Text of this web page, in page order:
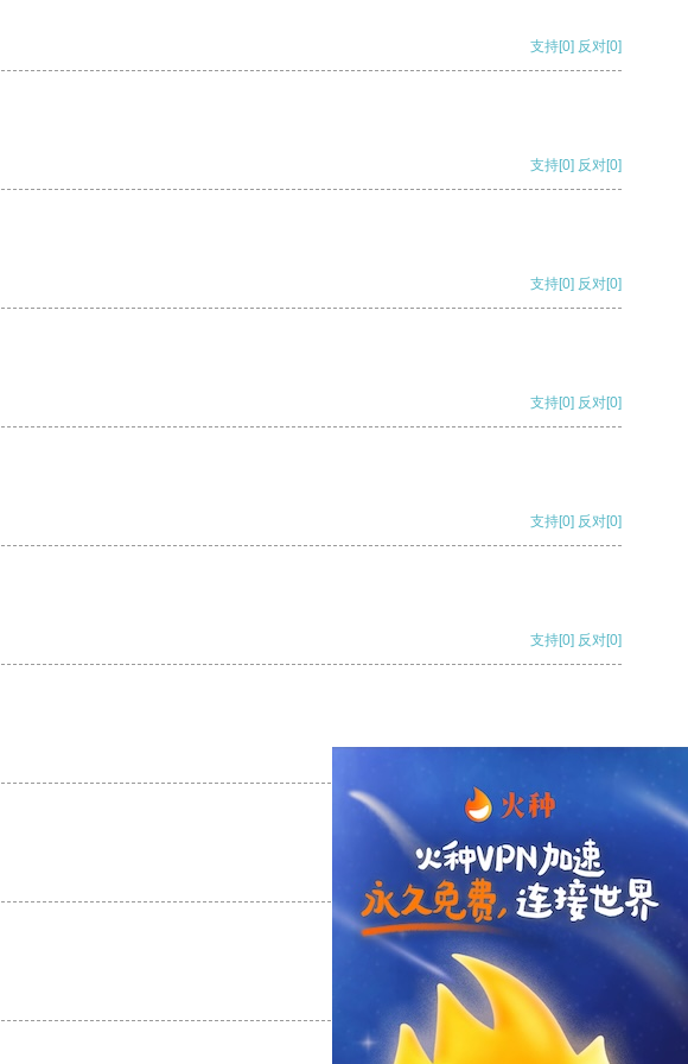
支持[0] 反对[0]
支持[0] 反对[0]
支持[0] 反对[0]
支持[0] 反对[0]
支持[0] 反对[0]
支持[0] 反对[0]
支持 [0] 反对 [0]
支持